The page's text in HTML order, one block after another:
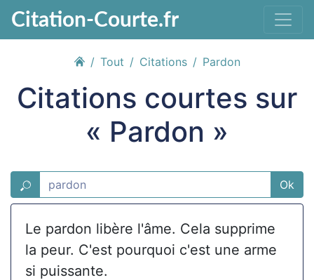
Citation-Courte.fr
Tout Citations Pardon
Citations courtes sur
« Pardon »
Ok
Le pardon libère l'âme. Cela supprime
la peur. C'est pourquoi c'est une arme
si puissante.